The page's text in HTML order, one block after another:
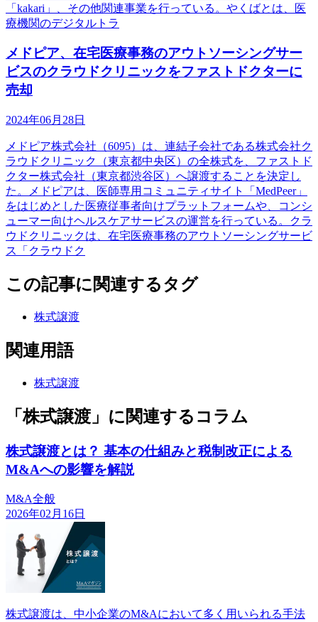
「kakari」、その他関連事業を行っている。やくばとは、医
療機関のデジタルトラ
メドピア、在宅医療事務のアウトソーシングサー
ビスのクラウドクリニックをファストドクターに
売却
2024年06月28日
メドピア株式会社（6095）は、連結子会社である株式会社ク
ラウドクリニック（東京都中央区）の全株式を、ファストド
クター株式会社（東京都渋谷区）へ譲渡することを決定し
た。メドピアは、医師専用コミュニティサイト「MedPeer」
をはじめとした医療従事者向けプラットフォームや、コンシ
ューマー向けヘルスケアサービスの運営を行っている。クラ
ウドクリニックは、在宅医療事務のアウトソーシングサービ
ス「クラウドク
この記事に関連するタグ
株式譲渡
関連用語
株式譲渡
「株式譲渡」に関連するコラム
株式譲渡とは？ 基本の仕組みと税制改正による
M&Aへの影響を解説
M&A全般
2026年02月16日
株式譲渡は、中小企業のM&Aにおいて多く用いられる手法